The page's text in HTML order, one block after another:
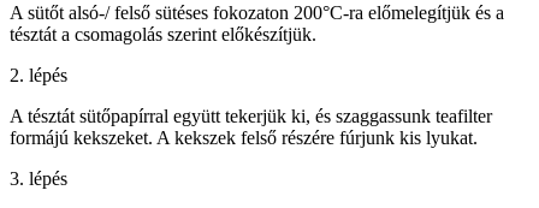
A sütőt alsó-/ felső sütéses fokozaton 200°C-ra előmelegítjük és a
tésztát a csomagolás szerint előkészítjük.
2. lépés
A tésztát sütőpapírral együtt tekerjük ki, és szaggassunk teafilter
formájú kekszeket. A kekszek felső részére fúrjunk kis lyukat.
3. lépés